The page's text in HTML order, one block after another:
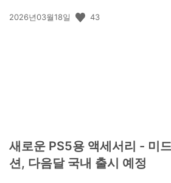
공
2026년03월18일 43
새로운 PS5용 액세서리 - 미
션, 다음달 국내 출시 예정